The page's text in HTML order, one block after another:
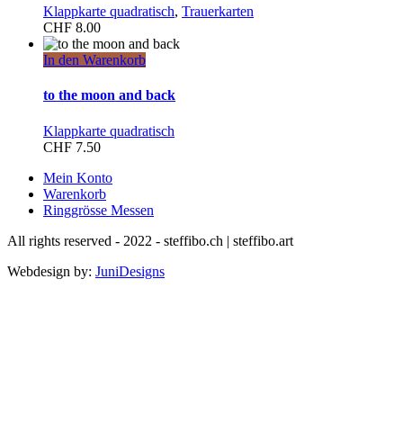
Klappkarte quadratisch, Trauerkarten
CHF 8.00
In den Warenkorb
to the moon and back
Klappkarte quadratisch
CHF 7.50
Mein Konto
Warenkorb
Ringgrösse Messen
All rights reserved - 2022 - steffibo.ch | steffibo.art
Webdesign by: JuniDesigns